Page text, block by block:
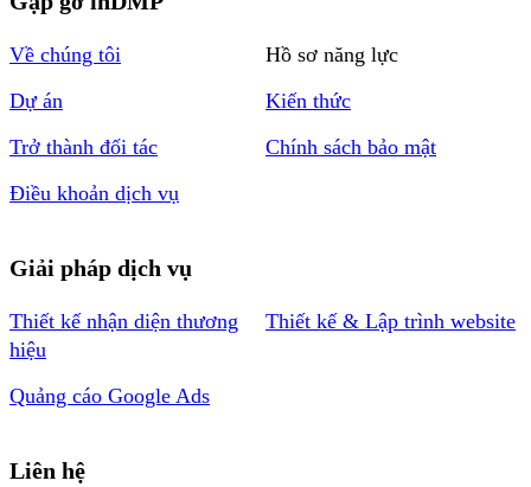
Về chúng tôi
Hồ sơ năng lực
Dự án
Kiến thức
Trở thành đối tác
Chính sách bảo mật
Điều khoản dịch vụ
Giải pháp dịch vụ
Thiết kế nhận diện thương
hiệu
Thiết kế & Lập trình website
Quảng cáo Google Ads
Liên hệ